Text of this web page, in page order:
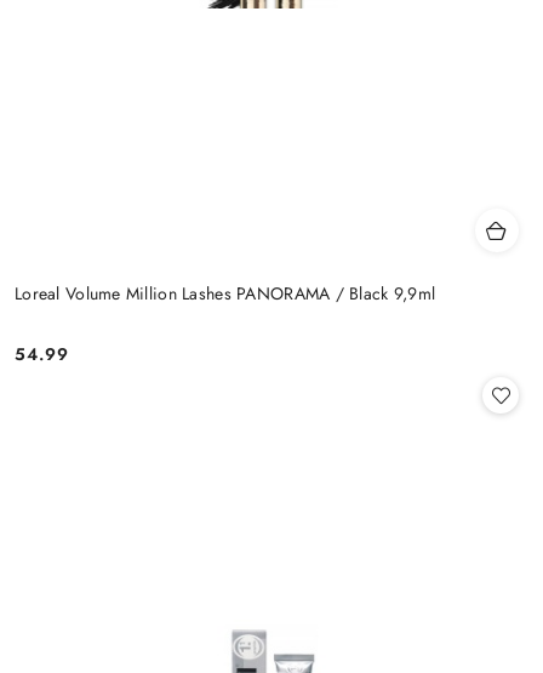
Loreal Volume Million Lashes PANORAMA / Black 9,9ml
Cena:
54.99